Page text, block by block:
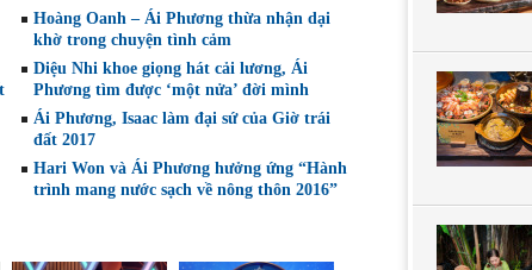
Hoàng Oanh – Ái Phương thừa nhận dại
khờ trong chuyện tình cảm
Diệu Nhi khoe giọng hát cải lương, Ái
Phương tìm được ‘một nửa’ đời mình
Ái Phương, Isaac làm đại sứ của Giờ trái
đất 2017
Hari Won và Ái Phương hưởng ứng “Hành
trình mang nước sạch về nông thôn 2016”